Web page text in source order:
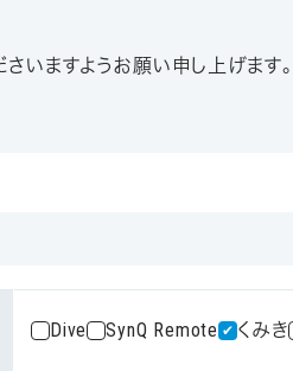
いますようお願い申し上げます。
Dive SynQ Remote くみき